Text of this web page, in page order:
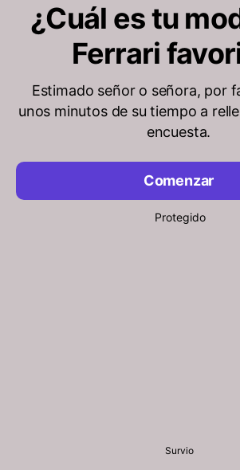
¿Cuál es tu
Ferrari
Estimado señor o señora, por
unos minutos de su tiempo a
encuesta.
Comenzar
Protegido
Survio